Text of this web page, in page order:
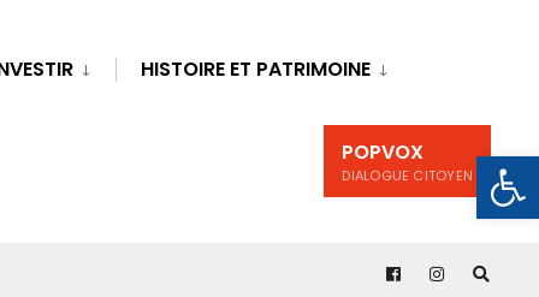
HISTOIRE ET PATRIMOINE
POPVOX
DIALOGUE CITOYEN